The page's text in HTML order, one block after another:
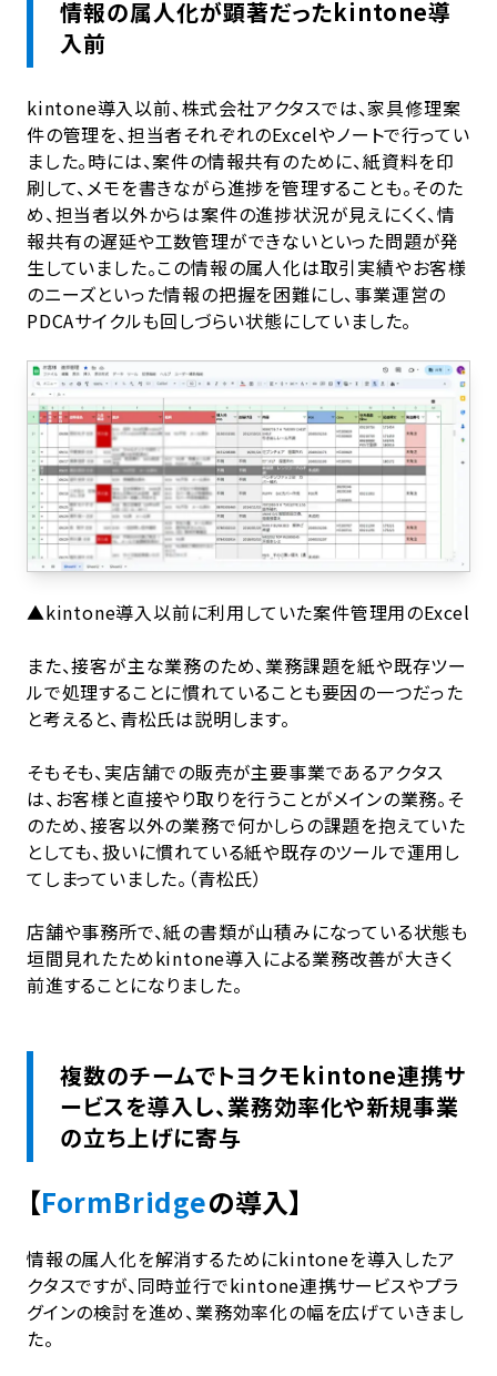
情報の属人化が顕著だったkintone導
入前
kintone導入以前、株式会社アクタスでは、家具修理案
件の管理を、担当者それぞれのExcelやノートで行ってい
ました。時には、案件の情報共有のために、紙資料を印
刷して、メモを書きながら進捗を管理することも。そのた
め、担当者以外からは案件の進捗状況が見えにくく、情
報共有の遅延や工数管理ができないといった問題が発
生していました。この情報の属人化は取引実績やお客様
のニーズといった情報の把握を困難にし、事業運営の
PDCAサイクルも回しづらい状態にしていました。
▲kintone導入以前に利用していた案件管理用のExcel
また、接客が主な業務のため、業務課題を紙や既存ツー
ルで処理することに慣れていることも要因の一つだった
と考えると、青松氏は説明します。
そもそも、実店舗での販売が主要事業であるアクタス
は、お客様と直接やり取りを行うことがメインの業務。そ
のため、接客以外の業務で何かしらの課題を抱えていた
としても、扱いに慣れている紙や既存のツールで運用し
てしまっていました。（青松氏）
店舗や事務所で、紙の書類が山積みになっている状態も
垣間見れたためkintone導入による業務改善が大きく
前進することになりました。
複数のチームでトヨクモkintone連携サ
ービスを導入し、業務効率化や新規事業
の立ち上げに寄与
【FormBridgeの導入】
情報の属人化を解消するためにkintoneを導入したア
クタスですが、同時並行でkintone連携サービスやプラ
グインの検討を進め、業務効率化の幅を広げていきまし
た。